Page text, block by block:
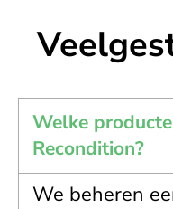
Welke
Recondition?
We beheren